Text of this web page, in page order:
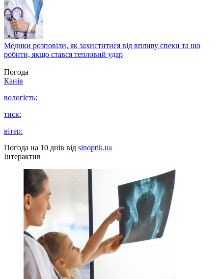
Медики розповіли, як захиститися від впливу спеки та що
робити, якщо стався тепловий удар
Погода
Канів
вологість:
тиск:
вітер:
Погода на 10 днів від sinoptik.ua
Інтерактив